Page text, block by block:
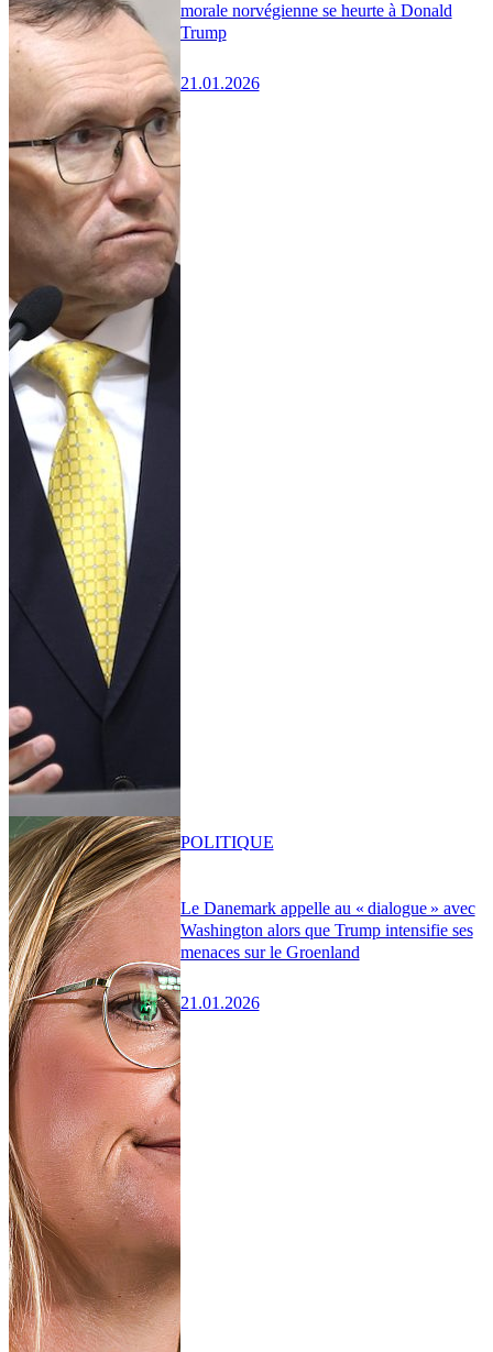
morale norvégienne se heurte à Donald
Trump
21.01.2026
Le Danemark appelle au « dialogue » avec
Washington alors que Trump intensifie ses
menaces sur le Groenland
21.01.2026
POLITIQUE